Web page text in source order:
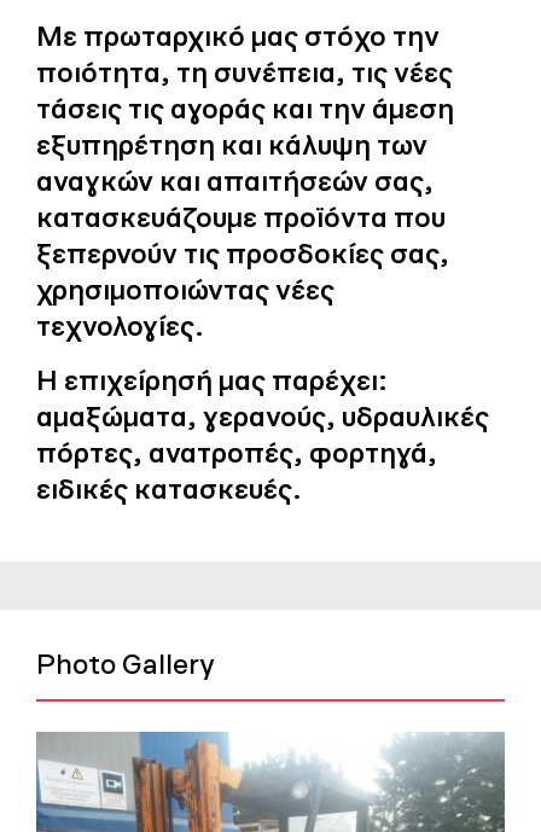
Με πρωταρχικό μας στόχο την
ποιότητα, τη συνέπεια, τις νέες
τάσεις τις αγοράς και την άμεση
εξυπηρέτηση και κάλυψη των
αναγκών και απαιτήσεών σας,
κατασκευάζουμε προϊόντα που
ξεπερνούν τις προσδοκίες σας,
χρησιμοποιώντας νέες
τεχνολογίες.
Η επιχείρησή μας παρέχει:
αμαξώματα, γερανούς, υδραυλικές
πόρτες, ανατροπές, φορτηγά,
ειδικές κατασκευές.
Photo Gallery